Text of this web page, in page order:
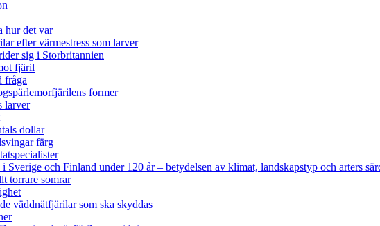
hur det var
efter värmestress som larver
sig i Storbritannien
fjäril
fråga
former
larver
dollar
färg
Sverige och Finland under 120 år– betydelsen av klimat, landskapstyp och arters
torrare somrar
väddnätfjärilar som ska skyddas